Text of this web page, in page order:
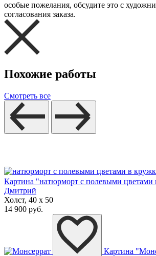
особые пожелания, обсудите это с
согласования заказа.
Похожие работы
Смотреть все
Картина "натюрморт с полевыми цветами
Дмитрий
Холст, 40 x 50
14 900 руб.
Картина